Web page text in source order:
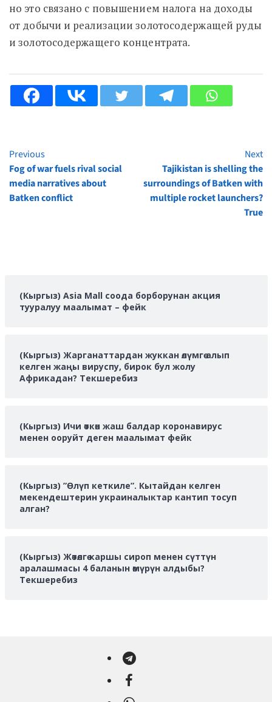
но это связано с повышением налога на доходы
от добычи и реализации золотосодержащей руды
и золотосодержащего концентрата.
Continue
Reading
Previous
Fog of war fuels rival social
media narratives about
Batken conflict
Next
Tajikistan is shelling the
surroundings of Batken with
multiple rocket launchers?
True
(Кыргыз) Asia Mall соода борборунан акция
тууралуу маалымат – фейк
(Кыргыз) Жарганаттардан жуккан өлүмгө алып
келген жаңы вируспу, бирок бул жолу
Африкадан? Текшеребиз
(Кыргыз) Ичи өткөн жаш балдар коронавирус
менен ооруйт деген маалымат фейк
(Кыргыз) ”Өлүп кеткиле”. Кытайдан келген
мекендештерин украиналыктар кантип тосуп
алган?
(Кыргыз) Жөтөлгө каршы сироп менен сүттүн
аралашмасы 4 баланын өмүрүн алдыбы?
Текшеребиз
Telegram
Facebook